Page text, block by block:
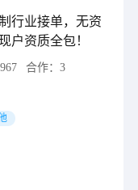
行业接单，无资
户资质全包！
967 合作： 3